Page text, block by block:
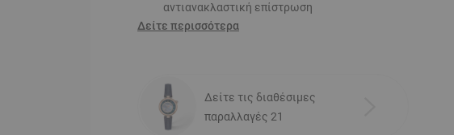
αντιανακλαστική επίστρωση
Δείτε περισσότερα
Δείτε τις διαθέσιμες
παραλλαγές 21